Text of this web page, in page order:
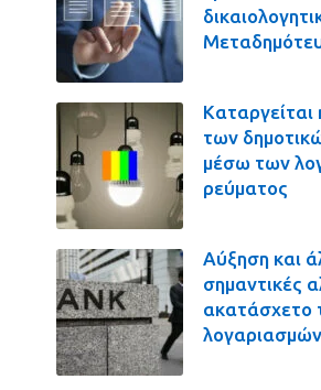
Καταργείται
των
μέσω των
ρεύματος
Αύξηση και
σημαντικές
ακατάσχετο
λογαριασμών